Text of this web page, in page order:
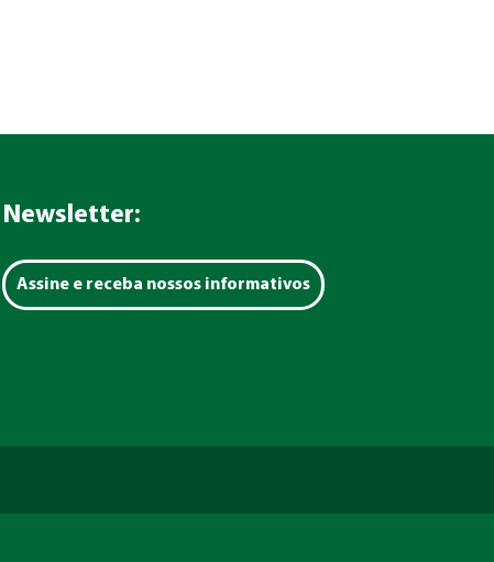
Newsletter:
Assine e receba nossos informativos